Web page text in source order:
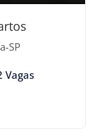
SP
Vagas